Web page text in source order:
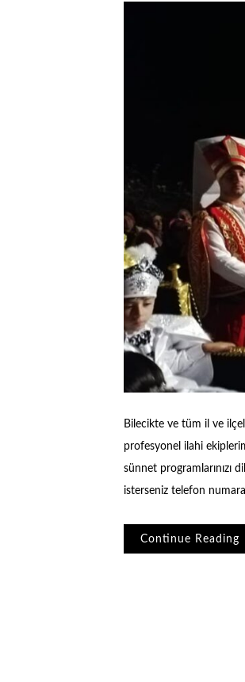
Bilecikte ve tüm il ve
profesyonel ilahi
sünnet programlarınızı
isterseniz telefon
Continue Reading